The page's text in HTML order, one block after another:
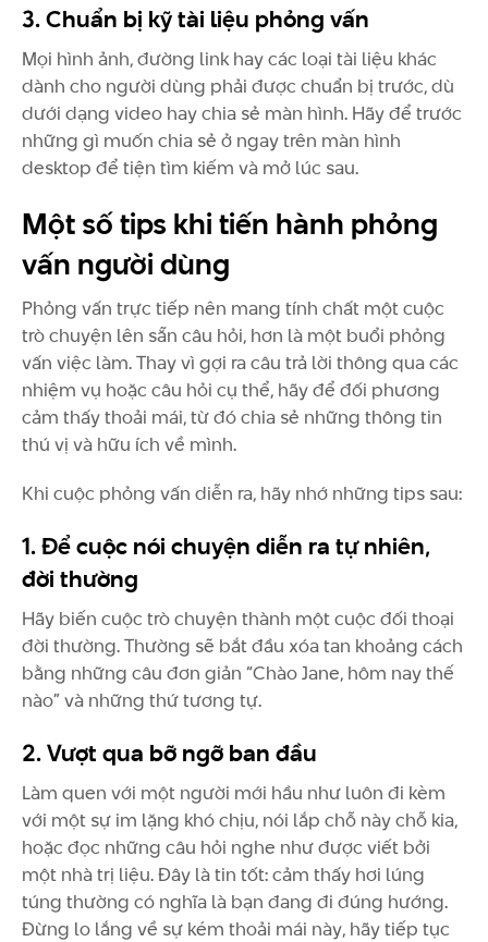
3. Chuẩn bị kỹ tài liệu phỏng vấn
Mọi hình ảnh, đường link hay các loại tài liệu khác
dành cho người dùng phải được chuẩn bị trước, dù
dưới dạng video hay chia sẻ màn hình. Hãy để trước
những gì muốn chia sẻ ở ngay trên màn hình
desktop để tiện tìm kiếm và mở lúc sau.
Một số tips khi tiến hành phỏng
vấn người dùng
Phỏng vấn trực tiếp nên mang tính chất một cuộc
trò chuyện lên sẵn câu hỏi, hơn là một buổi phỏng
vấn việc làm. Thay vì gợi ra câu trả lời thông qua các
nhiệm vụ hoặc câu hỏi cụ thể, hãy để đối phương
cảm thấy thoải mái, từ đó chia sẻ những thông tin
thú vị và hữu ích về mình.
Khi cuộc phỏng vấn diễn ra, hãy nhớ những tips sau:
1. Để cuộc nói chuyện diễn ra tự nhiên,
đời thường
Hãy biến cuộc trò chuyện thành một cuộc đối thoại
đời thường. Thường sẽ bắt đầu xóa tan khoảng cách
bằng những câu đơn giản “Chào Jane, hôm nay thế
nào” và những thứ tương tự.
2. Vượt qua bỡ ngỡ ban đầu
Làm quen với một người mới hầu như luôn đi kèm
với một sự im lặng khó chịu, nói lắp chỗ này chỗ kia,
hoặc đọc những câu hỏi nghe như được viết bởi
một nhà trị liệu. Đây là tin tốt: cảm thấy hơi lúng
túng thường có nghĩa là bạn đang đi đúng hướng.
Đừng lo lắng về sự kém thoải mái này, hãy tiếp tục